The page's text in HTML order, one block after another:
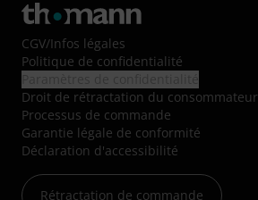
CGV/Infos légales
Politique de confidentialité
Droit de rétractation du consommateur
Processus de commande
Garantie légale de conformité
Déclaration d'accessibilité
Rétractation de commande